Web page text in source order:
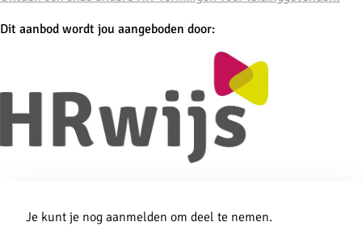
Dit aanbod wordt jou aangeboden door:
Aanmelden
Je kunt je nog aanmelden om deel te nemen.